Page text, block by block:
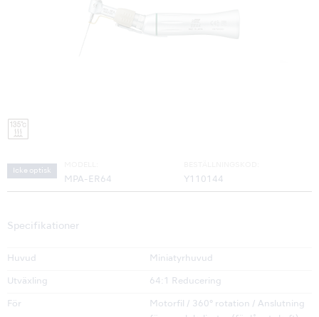
Icke optisk
MPA-ER64 Y110144
Specifikationer
Huvud Miniatyrhuvud
Utväxling 64:1 Reducering
För
Motorfil / 360° rotation / Anslutning